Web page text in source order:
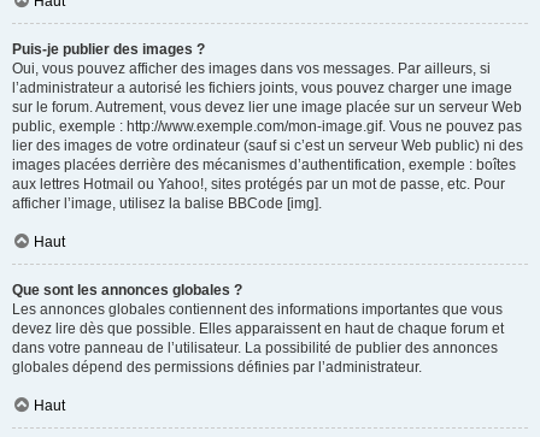
Puis-je publier des images ?
Oui, vous pouvez afficher des images dans vos messages. Par ailleurs, si
l’administrateur a autorisé les fichiers joints, vous pouvez charger une image
sur le forum. Autrement, vous devez lier une image placée sur un serveur Web
public, exemple : http://www.exemple.com/mon-image.gif. Vous ne pouvez pas
lier des images de votre ordinateur (sauf si c’est un serveur Web public) ni des
images placées derrière des mécanismes d’authentification, exemple : boîtes
aux lettres Hotmail ou Yahoo!, sites protégés par un mot de passe, etc. Pour
afficher l’image, utilisez la balise BBCode [img].
Haut
Que sont les annonces globales ?
Les annonces globales contiennent des informations importantes que vous
devez lire dès que possible. Elles apparaissent en haut de chaque forum et
dans votre panneau de l’utilisateur. La possibilité de publier des annonces
globales dépend des permissions définies par l’administrateur.
Haut